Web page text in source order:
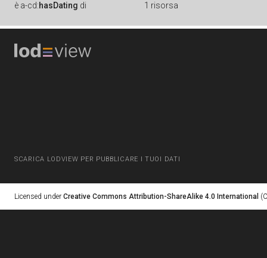
è a-cd:hasDating di 1 risorsa
SCARICA LODVIEW PER PUBBLICARE I TUOI DATI
Licensed under Creative Commons Attribution-ShareAlike 4.0 International